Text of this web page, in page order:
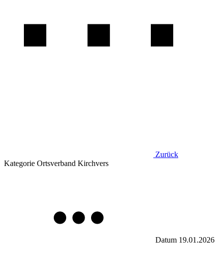
Zurück
Kategorie Ortsverband Kirchvers
Datum 19.01.2026